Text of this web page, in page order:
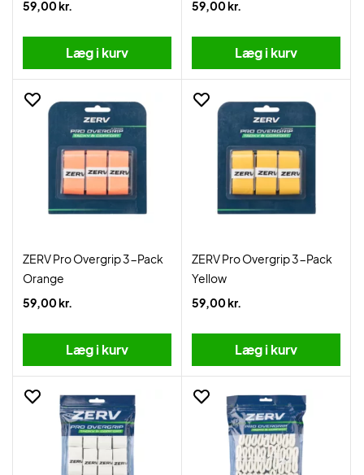
59,00 kr.
Læg i kurv
59,00 kr.
Læg i kurv
ZERV Pro Overgrip 3-Pack
Orange
59,00 kr.
Læg i kurv
ZERV Pro Overgrip 3-Pack
Yellow
59,00 kr.
Læg i kurv